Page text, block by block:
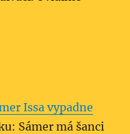
Issa vypadne
Sámer má šanci